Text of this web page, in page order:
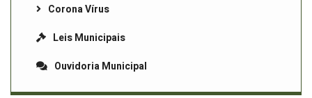
Corona Vírus
Leis Municipais
Ouvidoria Municipal